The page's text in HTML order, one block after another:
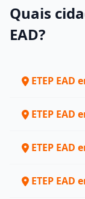
Quais
EAD?
ETEP EAD
ETEP EAD
ETEP EAD
ETEP EAD